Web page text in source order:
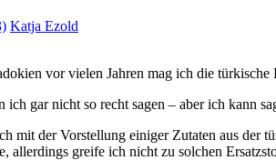
Katja Ezold
vor vielen Jahren mag ich die
ich gar nicht so recht sagen – aber ich kann
mit der Vorstellung einiger Zutaten aus der
allerdings greife ich nicht zu solchen